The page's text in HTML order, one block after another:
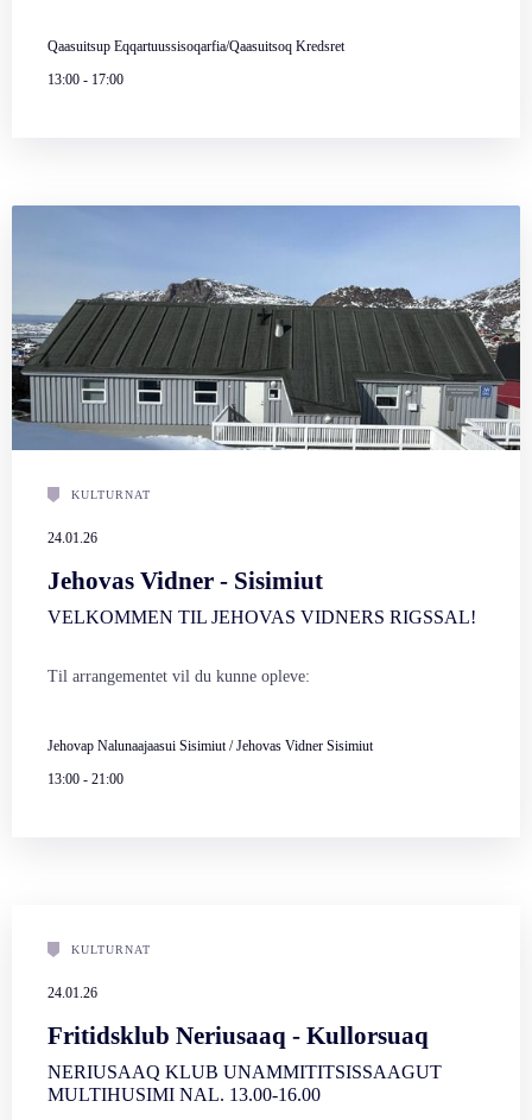
Qaasuitsup Eqqartuussisoqarfia/Qaasuitsoq Kredsret
13:00 - 17:00
KULTURNAT
24.01.26
Jehovas Vidner - Sisimiut
VELKOMMEN TIL JEHOVAS VIDNERS RIGSSAL!
Til arrangementet vil du kunne opleve:
Jehovap Nalunaajaasui Sisimiut / Jehovas Vidner Sisimiut
13:00 - 21:00
KULTURNAT
24.01.26
Fritidsklub Neriusaaq - Kullorsuaq
NERIUSAAQ KLUB UNAMMITITSISSAAGUT
MULTIHUSIMI NAL. 13.00-16.00